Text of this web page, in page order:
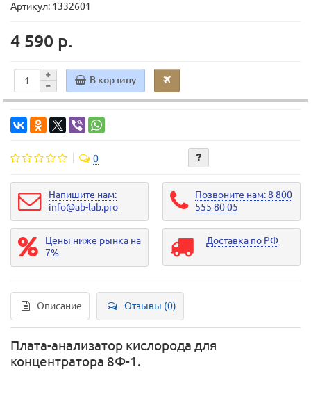
Артикул: 1332601
4 590 р.
В корзину
0
Напишите нам:
info@ab-lab.pro
Позвоните нам: 8 800
555 80 05
Цены ниже рынка на
7%
Доставка по РФ
Описание Отзывы (0)
Плата-анализатор кислорода для
концентратора 8Ф-1.